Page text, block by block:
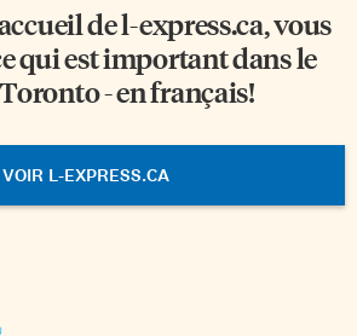
del-express.ca, vous
qui est important dans le
- en français!
VOIR L-EXPRESS.CA